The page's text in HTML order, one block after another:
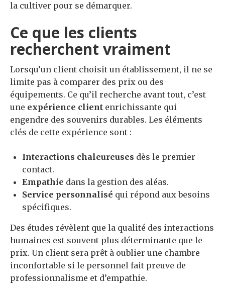
la cultiver pour se démarquer.
Ce que les clients
recherchent vraiment
Lorsqu’un client choisit un établissement, il ne se
limite pas à comparer des prix ou des
équipements. Ce qu’il recherche avant tout, c’est
une expérience client enrichissante qui
engendre des souvenirs durables. Les éléments
clés de cette expérience sont :
Interactions chaleureuses dès le premier
contact.
Empathie dans la gestion des aléas.
Service personnalisé qui répond aux besoins
spécifiques.
Des études révèlent que la qualité des interactions
humaines est souvent plus déterminante que le
prix. Un client sera prêt à oublier une chambre
inconfortable si le personnel fait preuve de
professionnalisme et d’empathie.